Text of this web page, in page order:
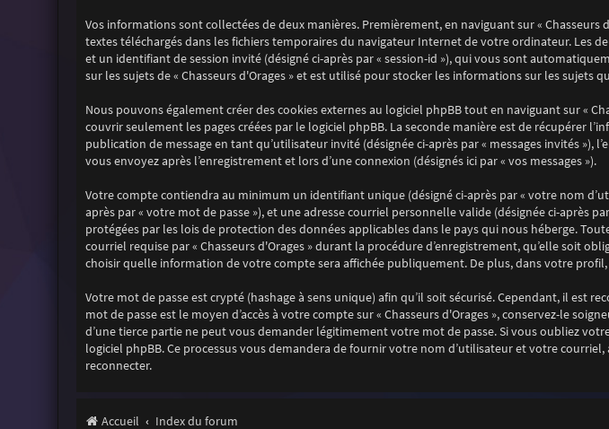
Vos informations sont collectées de deux manières. Premièrement, en naviguant sur «
textes téléchargés dans les fichiers temporaires du navigateur Internet de votre ordinateur. Les
et un identifiant de session invité (désigné ci-après par « session-id »), qui vous sont
sur les sujets de « Chasseurs d'Orages » et est utilisé pour stocker les informations sur les sujets
Nous pouvons également créer des cookies externes au logiciel phpBB tout en naviguant sur «
couvrir seulement les pages créées par le logiciel phpBB. La seconde manière est de récupérer
publication de message en tant qu’utilisateur invité (désignée ci-après par « messages invités »),
vous envoyez après l’enregistrement et lors d’une connexion (désignés ici par « vos messages »).
Votre compte contiendra au minimum un identifiant unique (désigné ci-après par « votre nom
après par « votre mot de passe »), et une adresse courriel personnelle valide (désignée ci-après
protégées par les lois de protection des données applicables dans le pays qui nous héberge.
courriel requise par « Chasseurs d'Orages » durant la procédure d’enregistrement, qu’elle soit
choisir quelle information de votre compte sera affichée publiquement. De plus, dans votre
Votre mot de passe est crypté (hashage à sens unique) afin qu’il soit sécurisé. Cependant, il est
mot de passe est le moyen d’accès à votre compte sur « Chasseurs d'Orages », conservez-le
d’une tierce partie ne peut vous demander légitimement votre mot de passe. Si vous oubliez
logiciel phpBB. Ce processus vous demandera de fournir votre nom d’utilisateur et votre
reconnecter.
Accueil Index du forum